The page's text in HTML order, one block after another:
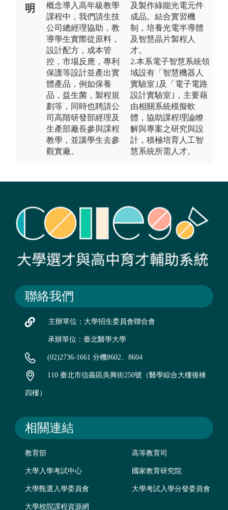
明
概念導入高年級教學
課程中，我們請生技
公司總經理協助，教
導學生實際從原料，
設計配方，成本管
控，市場反應，專利
保護等設計並產出實
體產品，例如保養
品，益生菌，製程規
劃等，同時也聘請公
司高階研發部經理及
生產部廠長參與課程
教學，並讓學生去參
觀實廠。
及製作綠能光電元件
成品。結合實習機
制，培養光電半導體
及智慧晶片製程人
才。
2.本系電子智慧系統領
域設有「智慧機器人
實驗室｣及「電子電路
設計實驗室｣，主要藉
由相關系統模擬軟
體，協助課程理論瞭
解與專案之研究與設
計，積極培育人工智
慧系統所需人才。
聯絡我們
主辦單位：大學招生委員會聯合會
承辦單位：臺北醫學大學
(02)2736-1661 分機8602、8604
110 臺北市信義區吳興街250號（醫學綜合大樓後棟
四樓）
相關連結
教育部 高等教育司
大學入學考試中心 國家教育研究院
大學甄選入學委員會 大學考試入學分發委員會
大學校院課程資源網